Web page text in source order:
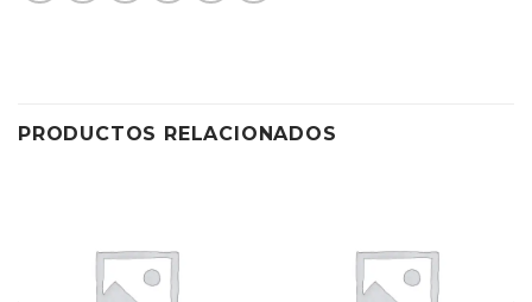
PRODUCTOS RELACIONADOS